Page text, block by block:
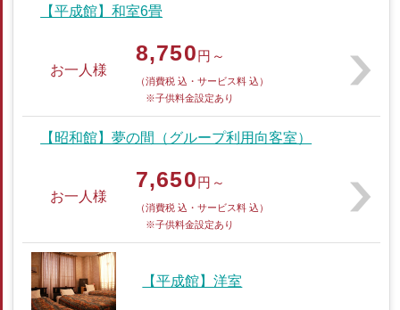
【平成館】和室6畳
お一人様
8,750円～
（消費税 込・サービス料 込）
※子供料金設定あり
【昭和館】夢の間（グループ利用向客室）
お一人様
7,650円～
（消費税 込・サービス料 込）
※子供料金設定あり
【平成館】洋室